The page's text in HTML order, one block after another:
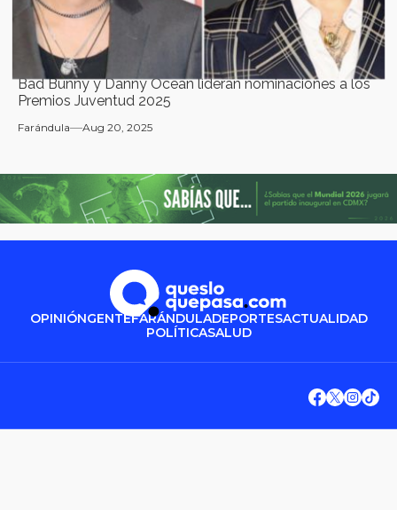
Bad Bunny y Danny Ocean lideran nominaciones a los
Premios Juventud 2025
Farándula Aug 20, 2025
OPINIÓNGENTEFARÁNDULADEPORTESACTUALIDAD
POLÍTICASALUD